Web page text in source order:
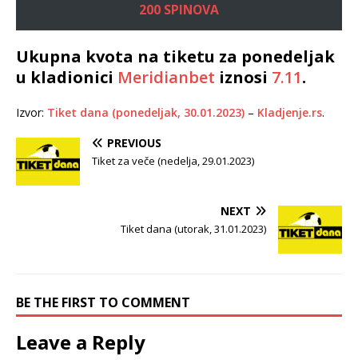
200 SPINOVA
Ukupna kvota na tiketu za ponedeljak
u kladionici Meridianbet iznosi 7.11.
Izvor: Tiket dana (ponedeljak, 30.01.2023) – Kladjenje.rs.
PREVIOUS
Tiket za veče (nedelja, 29.01.2023)
NEXT
Tiket dana (utorak, 31.01.2023)
BE THE FIRST TO COMMENT
Leave a Reply